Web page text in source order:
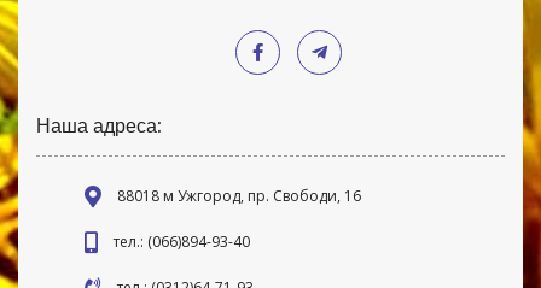
Наша адреса:
88018 м Ужгород, пр. Свободи, 16
тел.: (066)894-93-40